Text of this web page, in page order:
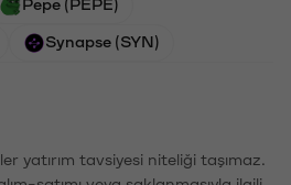
Pepe (PEPE)
Synapse (SYN)
yatırım tavsiyesi niteliği taşımaz.